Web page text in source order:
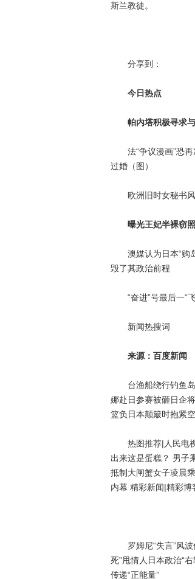
斯兰教徒。
分享到：
今日热点
帕内塔积极寻求
法“争议漫画”恐再
过婚（图）
欧洲旧时女秘书风
曝光王妃半裸窃
澳媒认为日本“购岛
毁了其政治前程
“奋进”号最后一“
新闻热搜词
来源：百度新闻
台渔船绕行钓鱼岛
娜赴日参赛被砸日企
篮负日本颠簸时抱紧
热图推荐|人民电视
出来这是蛋糕？ 男子
抵制大闸蟹女子凌晨
内幕 精彩新闻|精彩博
罗姆尼“失言”风波
死”甩情人日本政治“
传递“正能量”